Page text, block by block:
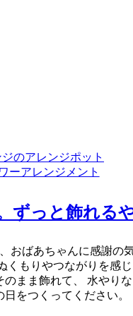
ーアレンジメント
ずっと飾れる
おばあちゃんに感謝
くもりやつながりを感
まま飾れて、 水やり
をつくってください